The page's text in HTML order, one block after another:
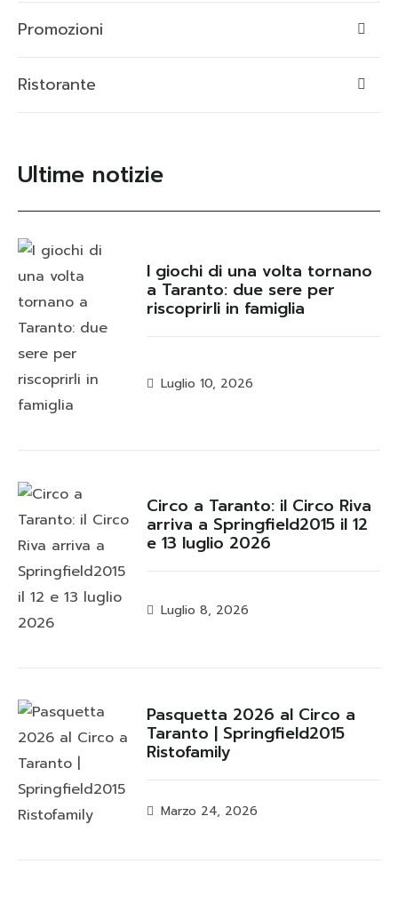
Promozioni
Ristorante
Ultime notizie
I giochi di una volta tornano
a Taranto: due sere per
riscoprirli in famiglia
Luglio 10, 2026
Circo a Taranto: il Circo Riva
arriva a Springfield2015 il 12
e 13 luglio 2026
Luglio 8, 2026
Pasquetta 2026 al Circo a
Taranto | Springfield2015
Ristofamily
Marzo 24, 2026